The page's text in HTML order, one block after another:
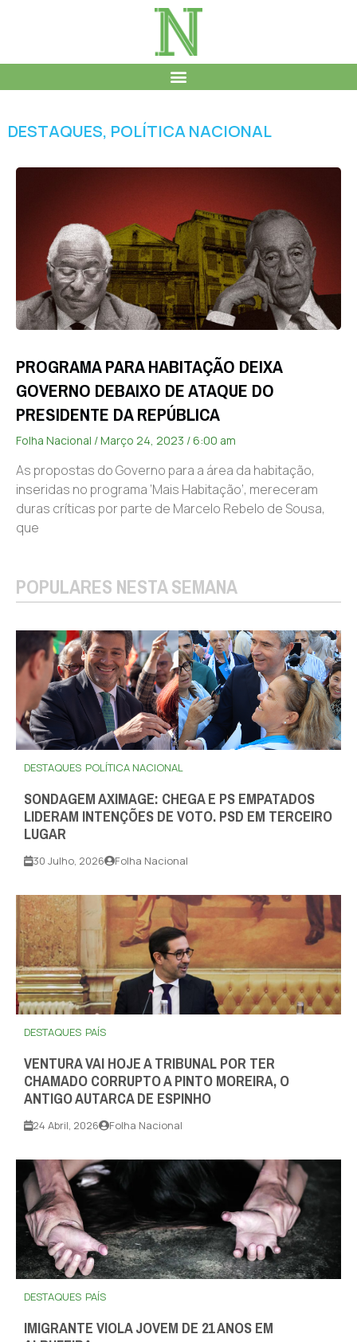
DESTAQUES, POLÍTICA NACIONAL
PROGRAMA PARA HABITAÇÃO DEIXA
GOVERNO DEBAIXO DE ATAQUE DO
PRESIDENTE DA REPÚBLICA
Folha Nacional Março 24, 2023 6:00 am
As propostas do Governo para a área da habitação,
inseridas no programa ‘Mais Habitação’, mereceram
duras críticas por parte de Marcelo Rebelo de Sousa,
que
POPULARES NESTA SEMANA
DESTAQUES POLÍTICA NACIONAL
SONDAGEM AXIMAGE: CHEGA E PS EMPATADOS
LIDERAM INTENÇÕES DE VOTO. PSD EM TERCEIRO
LUGAR
30 Julho, 2026 Folha Nacional
DESTAQUES PAÍS
VENTURA VAI HOJE A TRIBUNAL POR TER
CHAMADO CORRUPTO A PINTO MOREIRA, O
ANTIGO AUTARCA DE ESPINHO
24 Abril, 2026 Folha Nacional
DESTAQUES PAÍS
IMIGRANTE VIOLA JOVEM DE 21 ANOS EM